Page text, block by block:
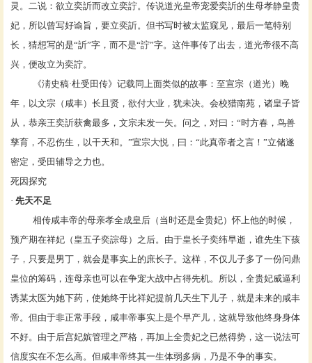
灵。二说：欲立奕訢而改立奕詝。传说道光皇帝宠爱奕訢的生母孝静皇贵
妃，所以曾写好谕旨，要立奕訢。但书写时被太监窥见，最后一笔特别
长，猜想写的是“訢”字，而不是“詝”字。这件事传了出去，道光帝很不高
兴，便改立为奕詝。
《淸史稿·杜受田传》记载同上面类似的故事：至宣宗（道光）晚
年，以文宗（咸丰）长且贤，欲付大业，犹未决。会校猎南苑，诸皇子皆
从，恭亲王奕訢获禽最多，文宗未发一矢。问之，对曰：“时方春，鸟兽
孳育，不忍伤生，以干天和。”宣宗大悦，曰：“此真帝者之言！”立储遂
密定，受田辅导之力也。
死因探究
· 先天不足
相传咸丰帝的母亲孝全成皇后 （当时还是全贵妃）怀上他的时候，
预产期在祥妃 （皇五子奕誴母）之后。由于皇长子奕纬早逝，谁先生下孩
子，只要是男丁，就会是事实上的庶长子。这样，不仅儿子多了一份问鼎
皇位的筹码，连母亲也可以在争宠大战中占得先机。所以，全贵妃威逼利
诱某太医为她下药，使她终于比祥妃提前几天生下儿子，就是未来的咸丰
帝。但由于非正常手段，咸丰帝事实上是个早产儿 ，这就导致他终身身体
不好。由于后宫妃嫔管理之严格，再加上全贵妃之已然得势，这一说法可
信度实在不怎么高。但咸丰帝终其一生体弱多病，乃是不争的事实。